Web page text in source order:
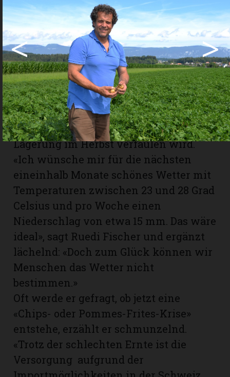
momentan danach aus, dass diese
Erhebung aufgrund des so geringen
Ertrags gar nicht durchgeführt wird.
«Es sind historische Zeiten. So etwas
wie in diesem Jahr habe ich noch nie
erlebt», so das Fazit des 56-Jährigen.
Zudem bleibt momentan noch
ungewiss, ob der Pilz die Knolle
befallen hat und diese deshalb bei der
Lagerung im Herbst verfaulen wird.
«Ich wünsche mir für die nächsten
eineinhalb Monate schönes Wetter mit
Temperaturen zwischen 23 und 28 Grad
Celsius und pro Woche einen
Niederschlag von etwa 15 mm. Das wäre
ideal», sagt Ruedi Fischer und ergänzt
lächelnd: «Doch zum Glück können wir
Menschen das Wetter nicht
bestimmen.»
Oft werde er gefragt, ob jetzt eine
«Chips- oder Pommes-Frites-Krise»
entstehe, erzählt er schmunzelnd.
«Trotz der schlechten Ernte ist die
Versorgung aufgrund der
< >